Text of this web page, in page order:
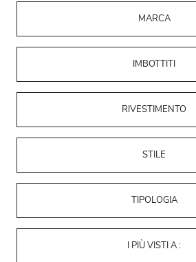
MARCA
IMBOTTITI
RIVESTIMENTO
STILE
TIPOLOGIA
I PIÙ VISTI A :